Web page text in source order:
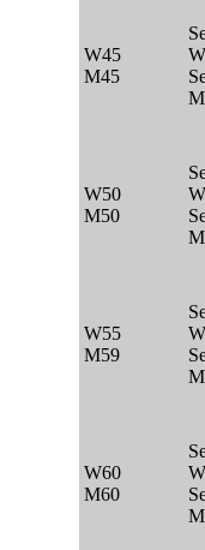
W45
M45
W50
M50
W55
M59
W60
M60